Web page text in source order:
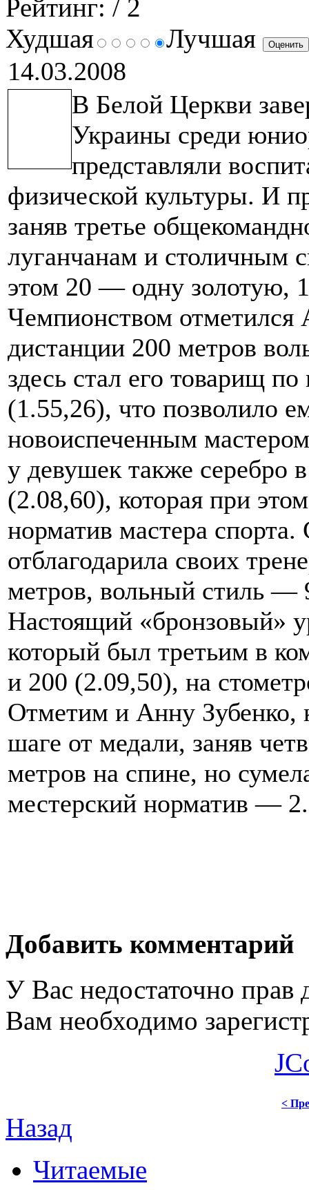
Рейтинг: / 2
Худшая
Лучшая
14.03.2008
В Белой Церкви
Украины среди
представляли
физической культуры. И
заняв третье
луганчанам и столичным
этом 20 — одну золотую,
Чемпионством
дистанции 200 метров
здесь стал его товарищ
(1.55,26), что позволило
новоиспеченным
у девушек также серебро
(2.08,60), которая при
норматив мастера
отблагодарила своих
метров, вольный стиль —
Настоящий «бронзовый»
который был третьим в
и 200 (2.09,50), на
Отметим и Анну Зубенко,
шаге от медали, заняв
метров на спине, но
местерский норматив —
Добавить комментарий
У Вас недостаточно прав
Вам необходимо
<
Назад
Читаемые